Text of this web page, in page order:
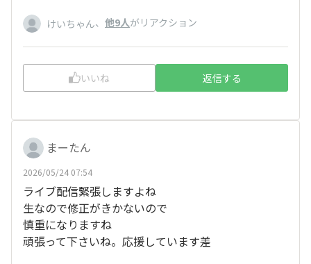
けいちゃん、 他9人がリアクション
いいね 返信する
まーたん
2026/05/24 07:54
ライブ配信緊張しますよね
生なので修正がきかないので
慎重になりますね
頑張って下さいね。応援しています差